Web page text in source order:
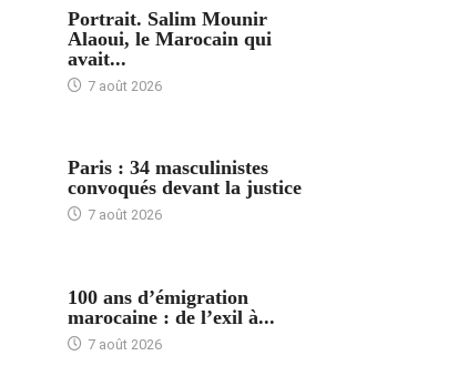
Portrait. Salim Mounir
Alaoui, le Marocain qui
avait...
7 août 2026
Paris : 34 masculinistes
convoqués devant la justice
7 août 2026
100 ans d’émigration
marocaine : de l’exil à...
7 août 2026